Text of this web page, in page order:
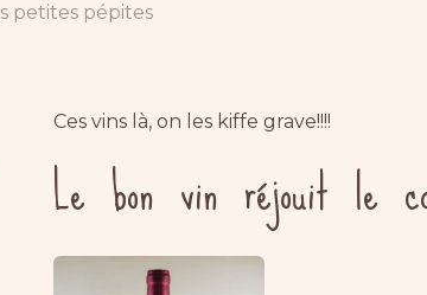
petites pépites
Ces vins là, on les kiffe grave!!!!
Le bon vin réjouit le